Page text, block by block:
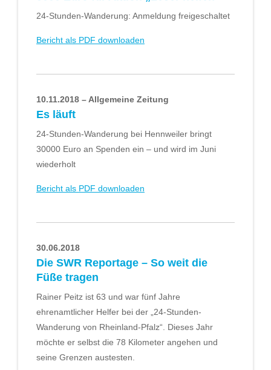
24-Stunden-Wanderung: Anmeldung freigeschaltet
Bericht als PDF downloaden
10.11.2018 – Allgemeine Zeitung
Es läuft
24-Stunden-Wanderung bei Hennweiler bringt
30000 Euro an Spenden ein – und wird im Juni
wiederholt
Bericht als PDF downloaden
30.06.2018
Die SWR Reportage – So weit die
Füße tragen
Rainer Peitz ist 63 und war fünf Jahre
ehrenamtlicher Helfer bei der „24-Stunden-
Wanderung von Rheinland-Pfalz“. Dieses Jahr
möchte er selbst die 78 Kilometer angehen und
seine Grenzen austesten.